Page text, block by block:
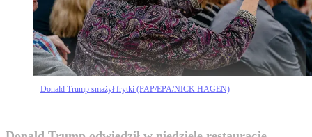
Donald Trump smażył frytki (PAP/EPA/NICK HAGEN)